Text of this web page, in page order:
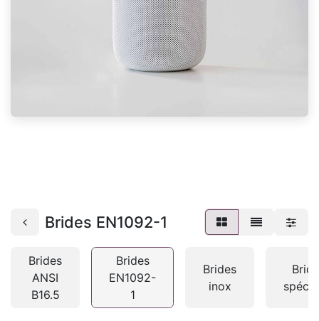
Brides EN1092-1
Brides
ANSI
B16.5
Brides
EN1092-
1
Brides
inox